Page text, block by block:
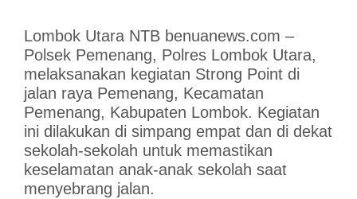
Lombok Utara NTB benuanews.com –
Polsek Pemenang, Polres Lombok Utara,
melaksanakan kegiatan Strong Point di
jalan raya Pemenang, Kecamatan
Pemenang, Kabupaten Lombok. Kegiatan
ini dilakukan di simpang empat dan di dekat
sekolah-sekolah untuk memastikan
keselamatan anak-anak sekolah saat
menyebrang jalan.